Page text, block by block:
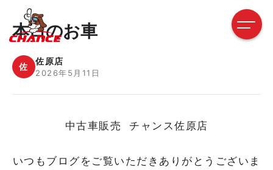
本日のお車
佐
佐原店
2026年5月11日
中古車販売 チャンス佐原店
いつもブログをご覧いただきありがとうございま